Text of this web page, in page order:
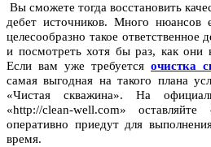
Вы сможете тогда восстановить
дебет источников. Много нюансов
целесообразно такое ответственное
и посмотреть хотя бы раз, как они
Если вам уже требуется очистка
самая выгодная на такого плана
«Чистая скважина». На
«http://clean-well.com»
оперативно приедут для
время.